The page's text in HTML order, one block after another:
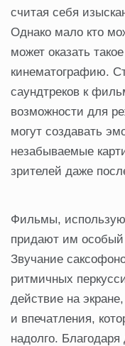
считая себя
Однако мало кто
может оказать
кинематографию.
саундтреков к
возможности для
могут создавать
незабываемые
зрителей даже
Фильмы,
придают им
Звучание
ритмичных
действие на
и впечатления,
надолго.